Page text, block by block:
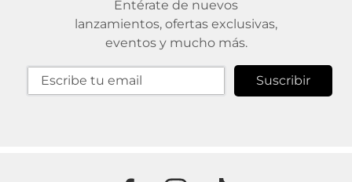
Entérate de nuevos
lanzamientos, ofertas exclusivas,
eventos y mucho más.
Suscribir